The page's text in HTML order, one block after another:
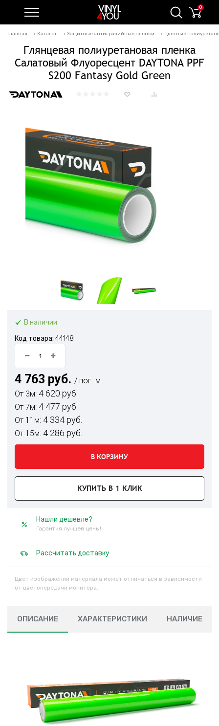
0
Главная Каталог Защитные антигравийные пленки Цветные
Глянцевая полиуретановая пленка
Салатовый Флуоресцент DAYTONA PPF
S200 Fantasy Gold Green
В наличии
Код товара: 44148
4 763 руб. / пог. м.
От 3м: 4 620 руб.
От 7м: 4 477 руб.
От 11м: 4 334 руб.
От 15м: 4 286 руб.
В КОРЗИНУ
КУПИТЬ В 1 КЛИК
Нашли дешевле?
Гарантия лучшей цены!
Рассчитать доставку
Цвет изображений материала может отличаться в зависимости
от цветопередачи монитора.
ОПИСАНИЕ ХАРАКТЕРИСТИКИ НАЛИЧИЕ